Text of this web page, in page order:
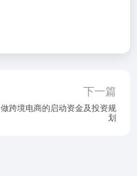
下一篇
做跨境电商的启动资金及投资规
划